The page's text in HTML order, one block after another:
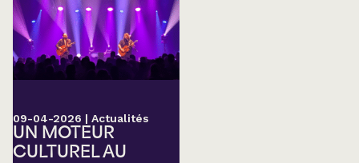
09-04-2026 | Actualités
UN MOTEUR
CULTUREL AU